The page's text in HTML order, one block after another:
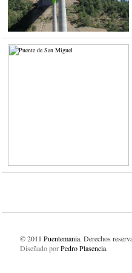
© 2011 Puentemania. Derechos
Diseñado porPedro Plasencia.